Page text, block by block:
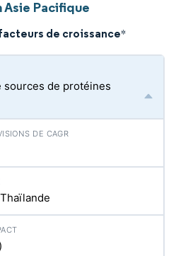
Pacifique
de croissance*
sources de protéines